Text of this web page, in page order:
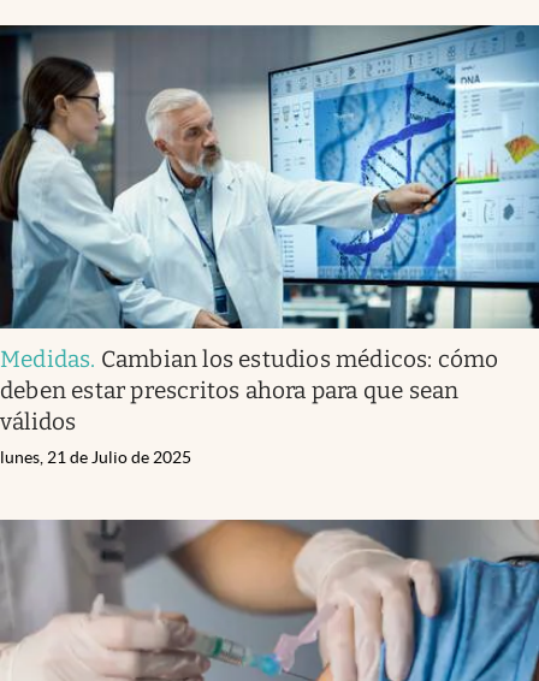
Medidas. Cambian los estudios médicos: cómo
deben estar prescritos ahora para que sean
válidos
lunes, 21 de Julio de 2025